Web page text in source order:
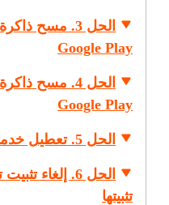
الحل 3. مسح
Google Play
الحل 4. مسح
Google Play
الحل 5. تعطيل خدمات Google Play
تثبيتها